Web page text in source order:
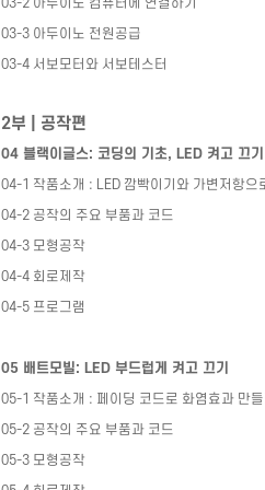
03-3 아두이노 전원공급
03-4 서보모터와 서보테스터
2부 공작편
04 블랙이글스: 코딩의 기초, LED 켜고 끄기
04-1 작품소개 : LED 깜빡이기와 가변저항으
04-2 공작의 주요 부품과 코드
04-3 모형공작
04-4 회로제작
04-5 프로그램
05 배트모빌: LED 부드럽게 켜고 끄기
05-1 작품소개 : 페이딩 코드로 화염효과 만들
05-2 공작의 주요 부품과 코드
05-3 모형공작